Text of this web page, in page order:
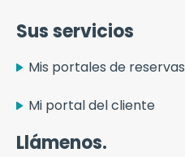
Sus servicios
Mis portales de reservas
Mi portal del cliente
Llámenos.